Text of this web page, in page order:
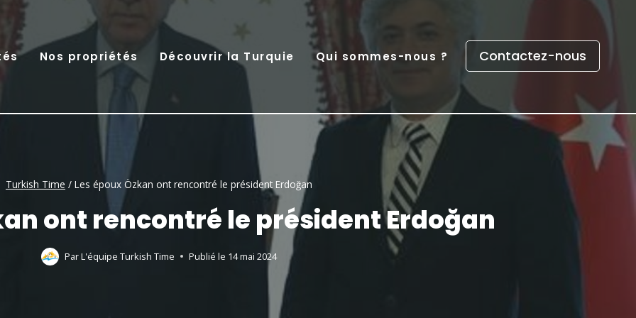
Nos propriétés Découvrir la Turquie Qui sommes-nous ? Contactez-nous
Turkish Time / Les époux Özkan ont rencontré le président Erdoğan
ont rencontré le président Erdoğan
ParL'équipe Turkish Time Publié le 14 mai 2024